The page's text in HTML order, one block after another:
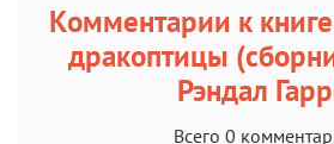
Комментарии к
дракоптицы
Рэндал
Всего 0